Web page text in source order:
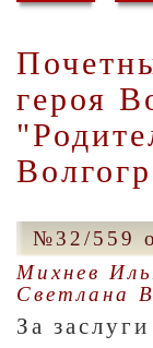
героя
№32/559
Михнев
Светлана
За